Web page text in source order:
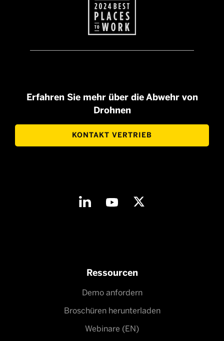
Erfahren Sie mehr über die Abwehr von
Drohnen
KONTAKT VERTRIEB
Ressourcen
Demo anfordern
Broschüren herunterladen
Webinare (EN)